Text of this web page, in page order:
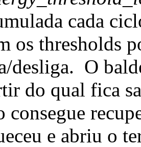
cada
os thresholds
desliga. O
do qual fica
consegue
e abriu o